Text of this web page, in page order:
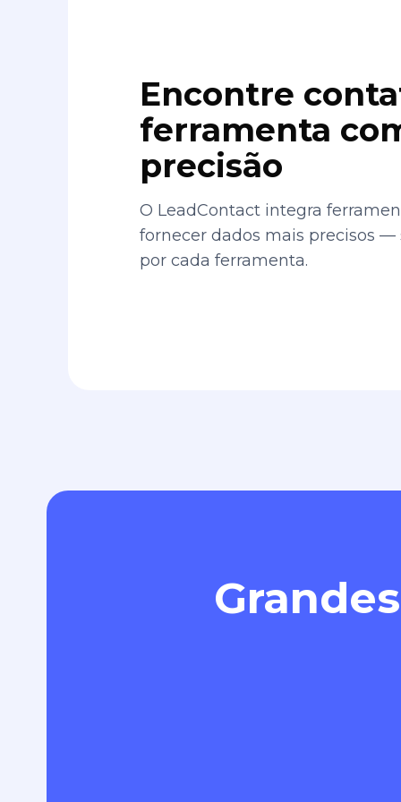
Encontre
ferramenta
precisão
O LeadContact integra
fornecer dados mais precisos
por cada ferramenta.